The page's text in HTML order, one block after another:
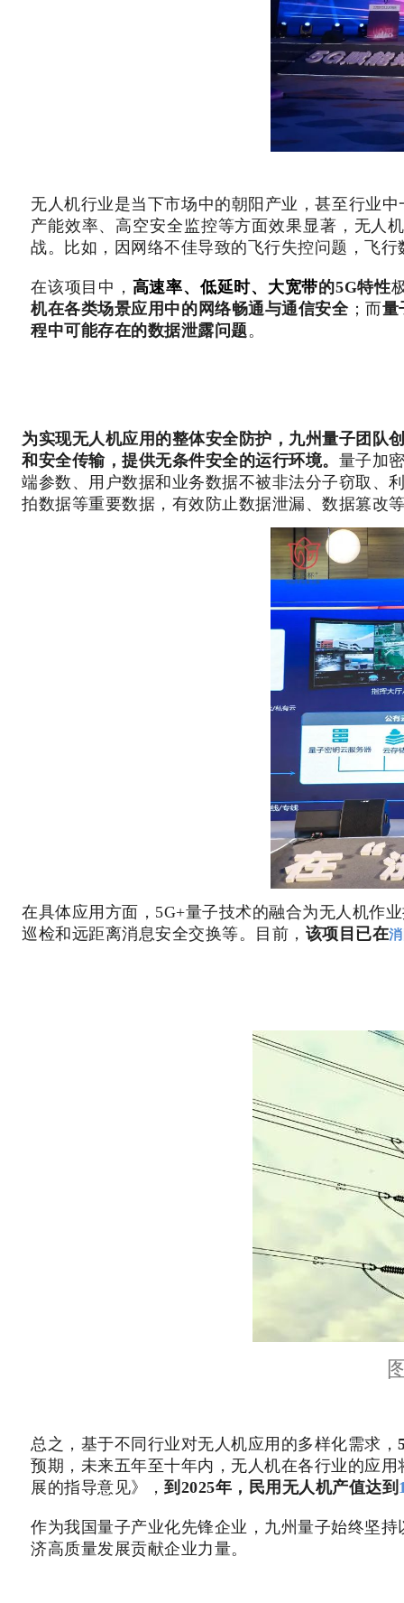
无人机行业是当下市场中的朝阳产业，甚至行业
产能效率、高空安全监控等方面效果显著，无人
战。比如，因网络不佳导致的飞行失控问题，飞
在该项目中， 高速率、低延时、大宽带的5G特性
机在各类场景应用中的网络畅通与通信安全；而量
程中可能存在的数据泄露问题。
为实现无人机应用的整体安全防护，九州量子团队
和安全传输，提供无条件安全的运行环境。 量子加
端参数、用户数据和业务数据不被非法分子窃取、
拍数据等重要数据，有效防止数据泄漏、数据篡改
在具体应用方面，5G+量子技术的融合为无人机作
巡检和远距离消息安全交换等。目前， 该项目已在
总之，基于不同行业对无人机应用的多样化需求，
预期，未来五年至十年内，无人机在各行业的应
展的指导意见》， 到2025年，民用无人机产值达到
作为我国量子产业化先锋企业，九州量子始终坚
济高质量发展贡献企业力量。